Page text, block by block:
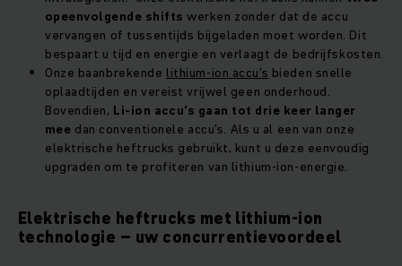
opeenvolgende shifts werken zonder dat de accu
vervangen of tussentijds bijgeladen moet worden. Dit
bespaart u tijd en energie en verlaagt de bedrijfskosten.
Onze baanbrekende lithium-ion accu's bieden snelle
oplaadtijden en vereist vrijwel geen onderhoud.
Bovendien, Li-ion accu’s gaan tot drie keer langer
mee dan conventionele accu's. Als u al een van onze
elektrische heftrucks gebruikt, kunt u deze eenvoudig
upgraden om te profiteren van lithium-ion-energie.
Elektrische heftrucks met lithium-ion
technologie – uw concurrentievoordeel